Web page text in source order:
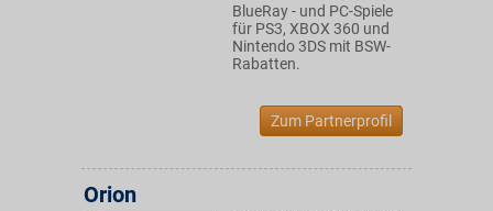
BlueRay - und PC-Spiele
für PS3, XBOX 360 und
Nintendo 3DS mit BSW-
Rabatten.
Zum Partnerprofil
Orion